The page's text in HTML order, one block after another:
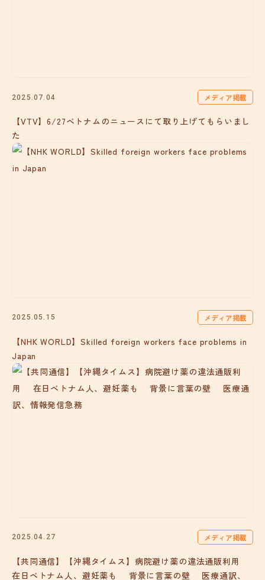
2025.07.04 メディア掲載
【VTV】6/27ベトナムのニュースにて取り上げてもらいまし
た
2025.05.15 メディア掲載
【NHK WORLD】Skilled foreign workers face problems in
Japan
2025.04.27 メディア掲載
【共同通信】【沖縄タイムス】病院避け薬の違法通販利用
在日ベトナム人、避妊薬も 背景に言葉の壁 医療通訳、